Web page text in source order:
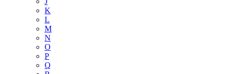
K
L
M
N
O
P
Q